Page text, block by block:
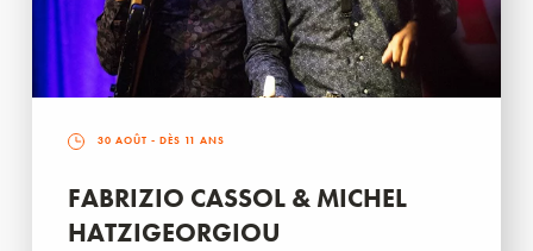
30 AOÛT - DÈS 11 ANS
FABRIZIO CASSOL & MICHEL
HATZIGEORGIOU